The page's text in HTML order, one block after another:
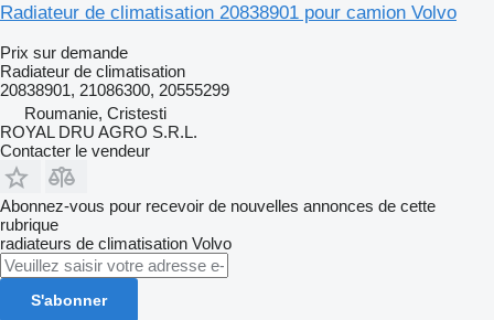
Radiateur de climatisation 20838901 pour camion Volvo
Prix sur demande
Radiateur de climatisation
20838901, 21086300, 20555299
Roumanie, Cristesti
ROYAL DRU AGRO S.R.L.
Contacter le vendeur
Abonnez-vous pour recevoir de nouvelles annonces de cette
rubrique
radiateurs de climatisation Volvo
S'abonner